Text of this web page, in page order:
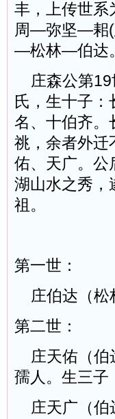
丰，上传世
周—弥坚—耜
—松林—伯达
庄森公第19
氏，生十子
名、十伯齐。
祧，余者外迁
佑、天广。公
湖山水之秀，
祖。
第一世：
庄伯达（松
第二世：
庄天佑（伯
孺人。生三子
庄天广（伯